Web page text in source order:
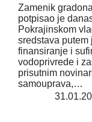
Zamenik
potpisao je
Pokrajinskom
sredstava putem
finansiranje i
vodoprivrede i
prisutnim
samouprava,…